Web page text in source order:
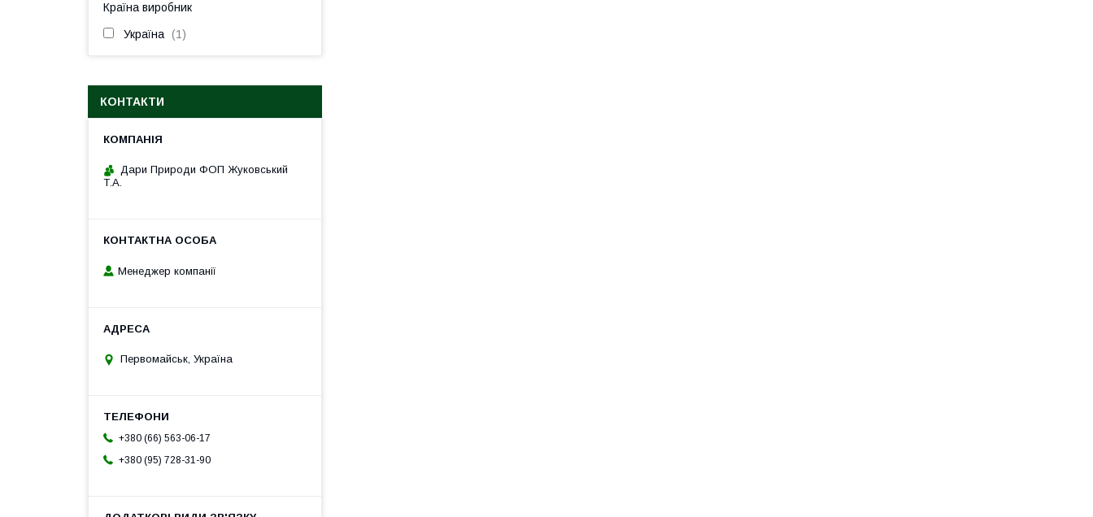
Країна виробник
Україна 1
КОНТАКТИ
Дари Природи ФОП Жуковський
Т.А.
Менеджер компанії
Первомайськ, Україна
+380 (66) 563-06-17
+380 (95) 728-31-90